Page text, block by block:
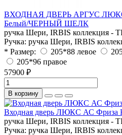
ВХОДНАЯ ДВЕРЬ АРГУС ЛЮКС
Белый/ЧЕРНЫЙ ШЕЛК
ручка Шери, IRBIS коллекция -
Ручка: ручка Шери, IRBIS
* Размер:
205*88 левое
205*96 правое
57900 ₽
В корзину
Входная дверь ЛЮКС АС Фриза
ручка Шери, IRBIS коллекция -
Ручка: ручка Шери, IRBIS